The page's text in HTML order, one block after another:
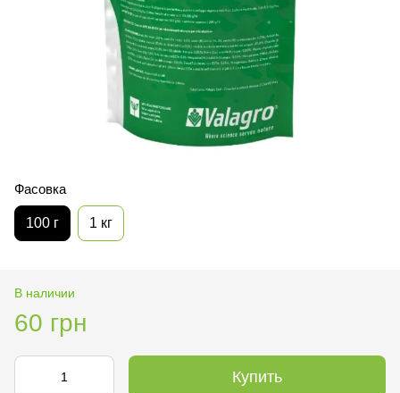
Фасовка
100 г 1 кг
В наличии
60 грн
Купить